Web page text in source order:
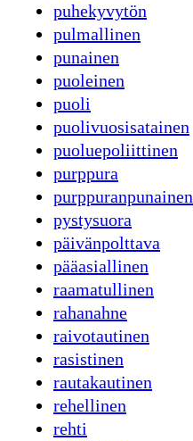
puhekyvytön
pulmallinen
punainen
puoleinen
puoli
puolivuosisatainen
puoluepoliittinen
purppura
purppuranpunainen
pystysuora
päivänpolttava
pääasiallinen
raamatullinen
rahanahne
raivotautinen
rasistinen
rautakautinen
rehellinen
rehti